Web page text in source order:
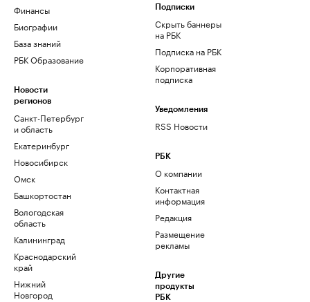
Финансы
Биографии
База знаний
РБК Образование
Новости
регионов
Санкт-Петербург
и область
Екатеринбург
Новосибирск
Омск
Башкортостан
Вологодская
область
Калининград
Краснодарский
край
Нижний
Новгород
Подписки
Скрыть баннеры
на РБК
Подписка на РБК
Корпоративная
подписка
Уведомления
RSS Новости
РБК
О компании
Контактная
информация
Редакция
Размещение
рекламы
Другие
продукты
РБК